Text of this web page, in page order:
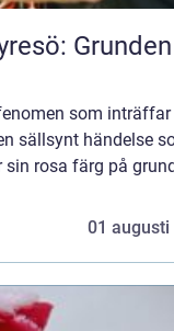
som
sällsynt händelse
rosa färg på
01 augusti